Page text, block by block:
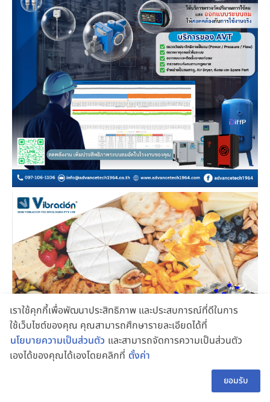
เราใช้คุกกี้เพื่อพัฒนาประสิทธิภาพ และประสบการณ์ที่ดีในการ
ใช้เว็บไซต์ของคุณ คุณสามารถศึกษารายละเอียดได้ที่
นโยบายความเป็นส่วนตัว และสามารถจัดการความเป็นส่วนตัว
เองได้ของคุณได้เองโดยคลิกที่ ตั้งค่า
ยอมรับ